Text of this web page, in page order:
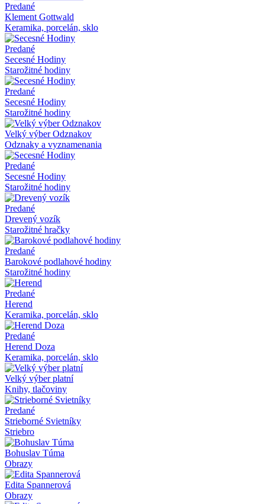
Predané
Klement Gottwald
Keramika, porcelán, sklo
Predané
Secesné Hodiny
Starožitné hodiny
Predané
Secesné Hodiny
Starožitné hodiny
Velký výber Odznakov
Odznaky a vyznamenania
Predané
Secesné Hodiny
Starožitné hodiny
Predané
Drevený vozík
Starožitné hračky
Predané
Barokové podlahové hodiny
Starožitné hodiny
Predané
Herend
Keramika, porcelán, sklo
Predané
Herend Doza
Keramika, porcelán, sklo
Velký výber platní
Knihy, tlačoviny
Predané
Strieborné Svietníky
Striebro
Bohuslav Túma
Obrazy
Edita Spannerová
Obrazy